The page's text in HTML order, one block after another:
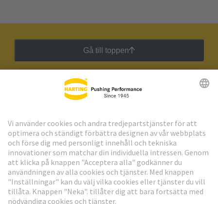
Gå till toppen
HARTING:s nyhetsbrev
Gå till registrering
Social Media